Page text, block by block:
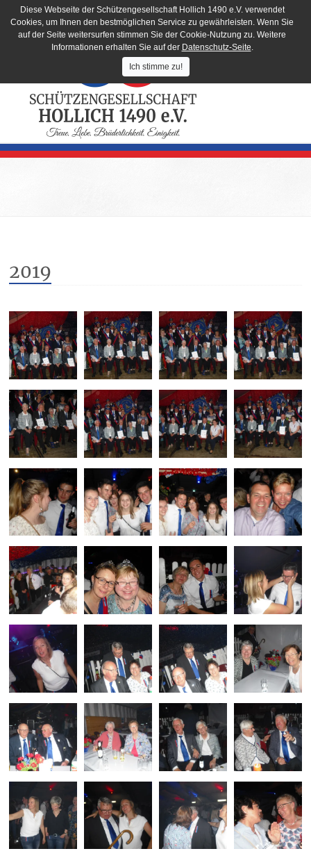
2019
Diese Webseite der Schützengesellschaft Hollich 1490 e.V. verwendet
Cookies, um Ihnen den bestmöglichen Service zu gewährleisten. Wenn Sie
auf der Seite weitersurfen stimmen Sie der Cookie-Nutzung zu. Weitere
Informationen erhalten Sie auf der Datenschutz-Seite.
Ich stimme zu!